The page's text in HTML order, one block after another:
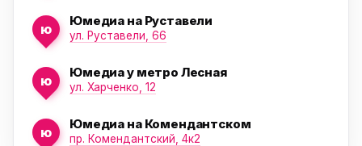
ю
Юмедиа на Руставели
ул. Руставели, 66
ю
Юмедиа у метро Лесная
ул. Харченко, 12
ю
Юмедиа на Комендантском
пр. Комендантский, 4к2